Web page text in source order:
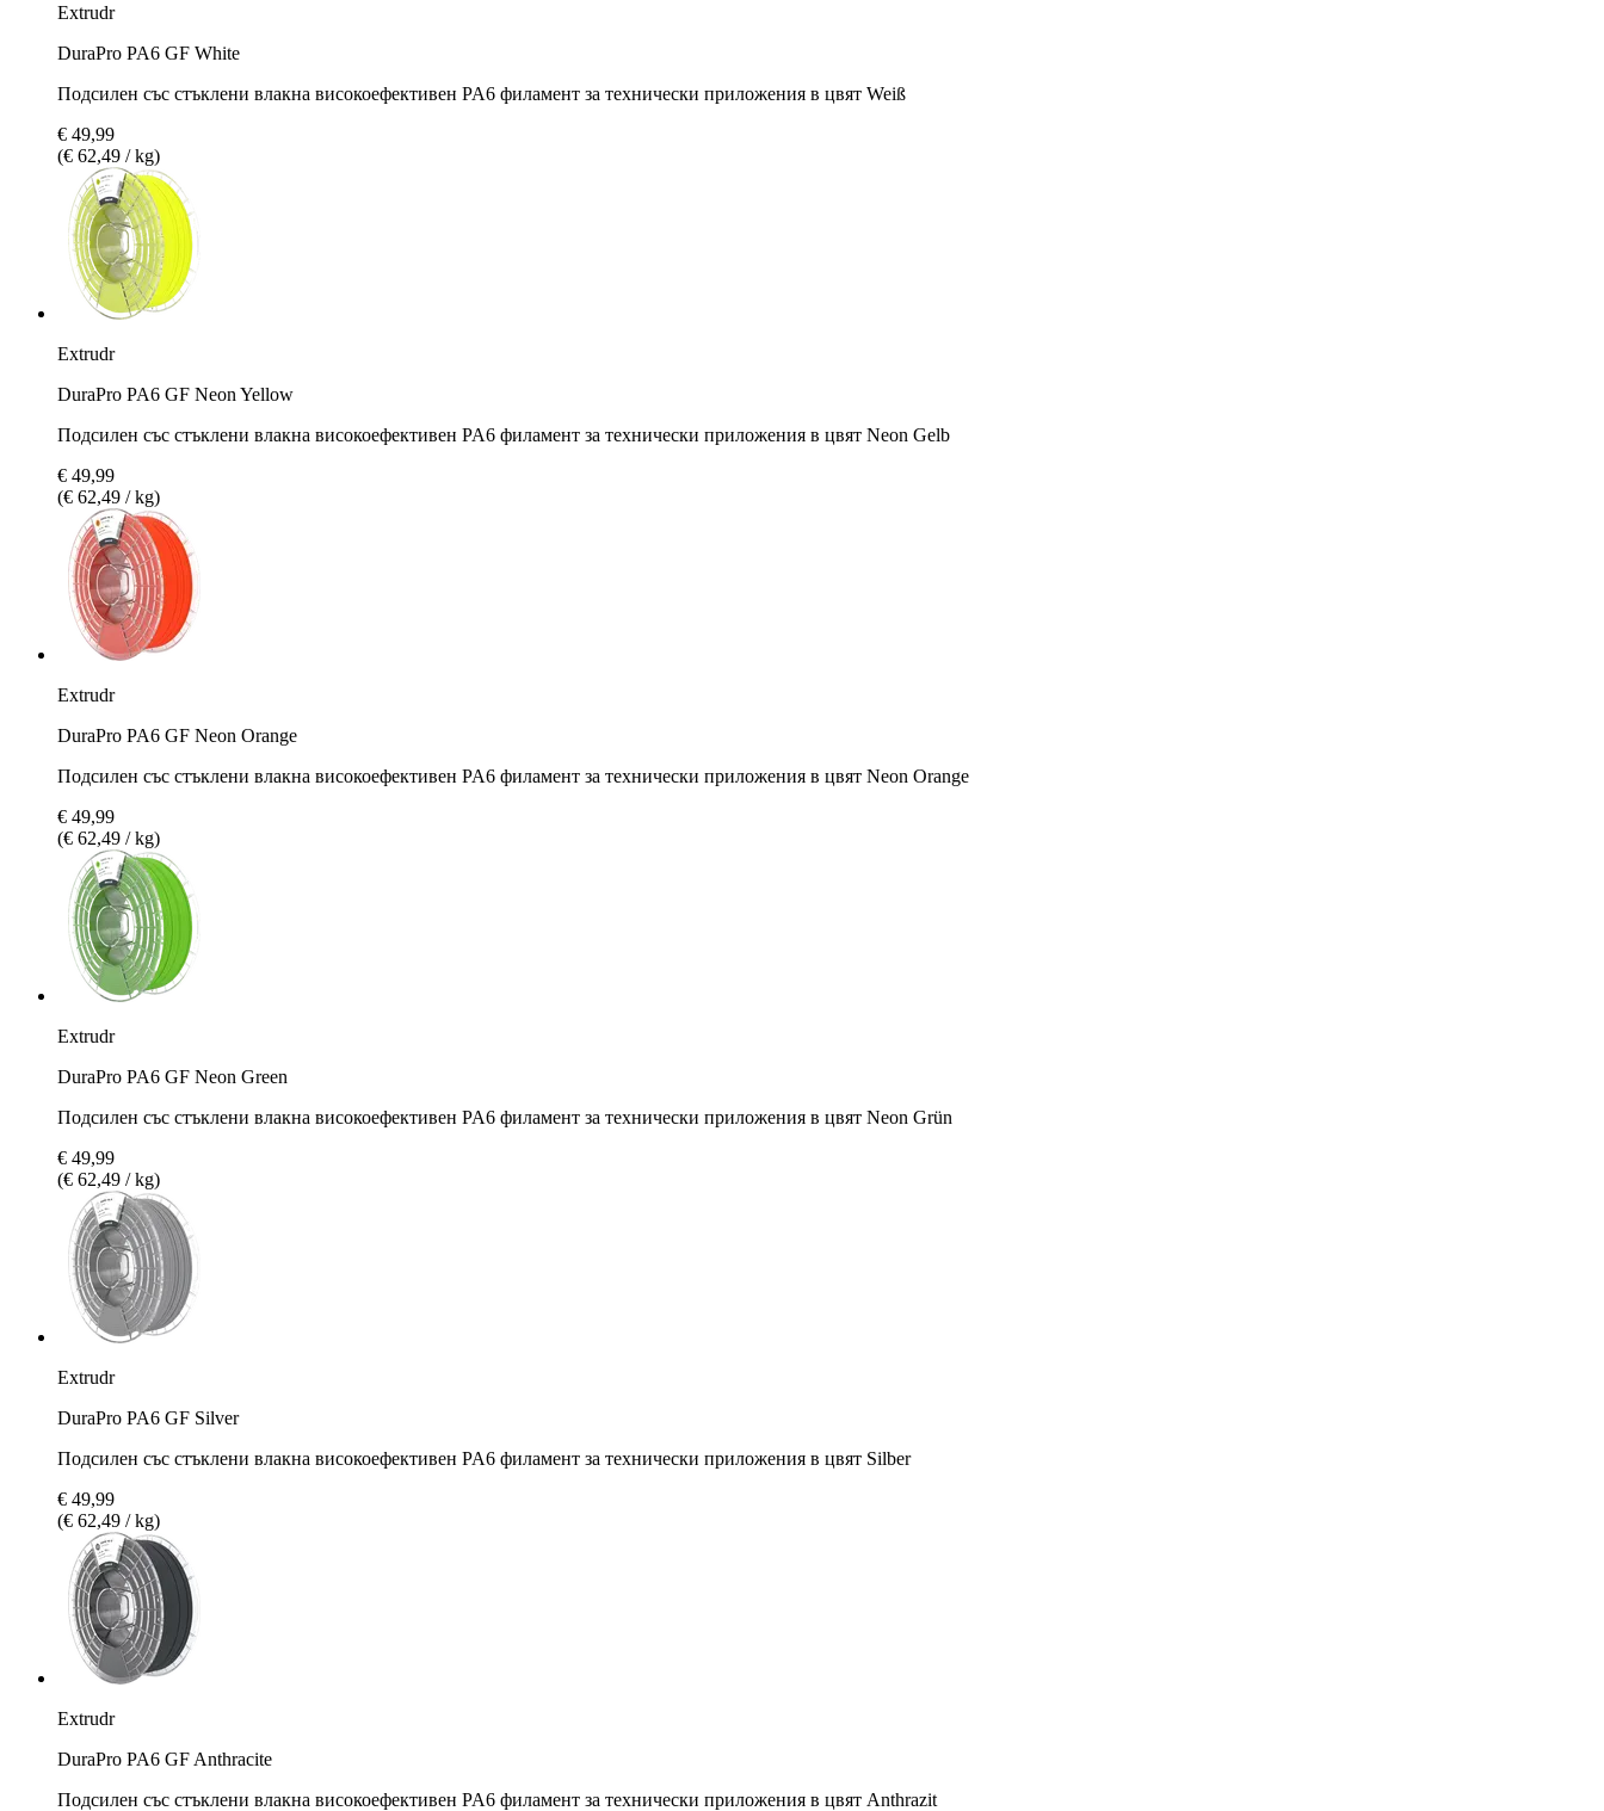
Extrudr
DuraPro PA6 GF White
Подсилен със стъклени влакна високоефективен PA6 филамент за технически приложения в цвят Weiß
€ 49,99
(€ 62,49 / kg)
Extrudr
DuraPro PA6 GF Neon Yellow
Подсилен със стъклени влакна високоефективен PA6 филамент за технически приложения в цвят Neon Gelb
€ 49,99
(€ 62,49 / kg)
Extrudr
DuraPro PA6 GF Neon Orange
Подсилен със стъклени влакна високоефективен PA6 филамент за технически приложения в цвят Neon Orange
€ 49,99
(€ 62,49 / kg)
Extrudr
DuraPro PA6 GF Neon Green
Подсилен със стъклени влакна високоефективен PA6 филамент за технически приложения в цвят Neon Grün
€ 49,99
(€ 62,49 / kg)
Extrudr
DuraPro PA6 GF Silver
Подсилен със стъклени влакна високоефективен PA6 филамент за технически приложения в цвят Silber
€ 49,99
(€ 62,49 / kg)
Extrudr
DuraPro PA6 GF Anthracite
Подсилен със стъклени влакна високоефективен PA6 филамент за технически приложения в цвят Anthrazit